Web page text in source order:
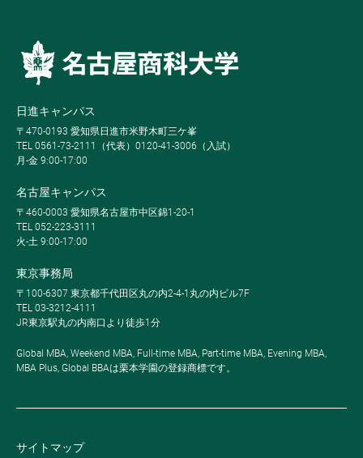
日進キャンパス
〒470-0193 愛知県日進市米野木町三ケ峯
TEL 0561-73-2111（代表）0120-41-3006（入試）
月-金 9:00-17:00
名古屋キャンパス
〒460-0003 愛知県名古屋市中区錦1-20-1
TEL 052-223-3111
火-土 9:00-17:00
東京事務局
〒100-6307 東京都千代田区丸の内2-4-1丸の内ビル7F
TEL 03-3212-4111
JR東京駅丸の内南口より徒歩1分
Global MBA, Weekend MBA, Full-time MBA, Part-time MBA, Evening MBA,
MBA Plus, Global BBAは栗本学園の登録商標です。
サイトマップ